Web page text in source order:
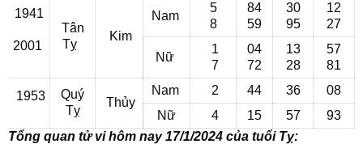
1941
2001
Tân
Tỵ
Kim
Nam
5
8
84
59
30
95
12
27
Nữ
1
7
04
72
13
28
57
81
1953
Quý
Tỵ
Thủy
Nam 2 44 36
08
Nữ
4 15 57
93
Tổng quan tử vi hôm nay 17/1/2024 của tuổi Tỵ: